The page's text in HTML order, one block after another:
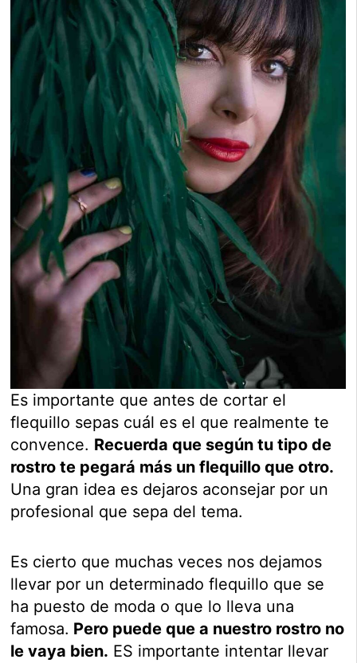
Es importante que antes de cortar el
flequillo sepas cuál es el que realmente te
convence. Recuerda que según tu tipo de
rostro te pegará más un flequillo que otro.
Una gran idea es dejaros aconsejar por un
profesional que sepa del tema.
Es cierto que muchas veces nos dejamos
llevar por un determinado flequillo que se
ha puesto de moda o que lo lleva una
famosa. Pero puede que a nuestro rostro no
le vaya bien. ES importante intentar llevar